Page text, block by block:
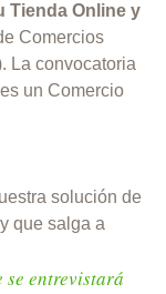
Tienda Online y
Comercios
La convocatoria
un Comercio
solución de
que salga a
se entrevistará